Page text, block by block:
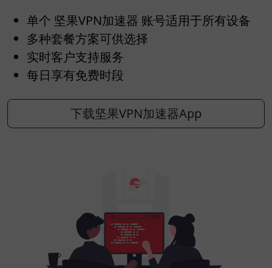
单个 坚果VPN加速器 账号适用于所有设备
多种套餐方案可供选择
实时客户支持服务
每日享有免费时段
下载坚果VPN加速器App